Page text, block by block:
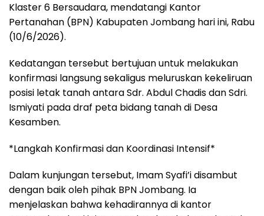
Klaster 6 Bersaudara, mendatangi Kantor
Pertanahan (BPN) Kabupaten Jombang hari ini, Rabu
(10/6/2026).
Kedatangan tersebut bertujuan untuk melakukan
konfirmasi langsung sekaligus meluruskan kekeliruan
posisi letak tanah antara Sdr. Abdul Chadis dan Sdri.
Ismiyati pada draf peta bidang tanah di Desa
Kesamben.
*Langkah Konfirmasi dan Koordinasi Intensif*
Dalam kunjungan tersebut, Imam Syafi’i disambut
dengan baik oleh pihak BPN Jombang. Ia
menjelaskan bahwa kehadirannya di kantor